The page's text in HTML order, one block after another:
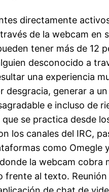
directamente
de la webcam en
tener más de 12
desconocido a
una experiencia
desgracia, generar a un
e incluso de
se practica desde
los canales del IRC,
como Omegle
la webcam cobra
frente al texto. Reunión